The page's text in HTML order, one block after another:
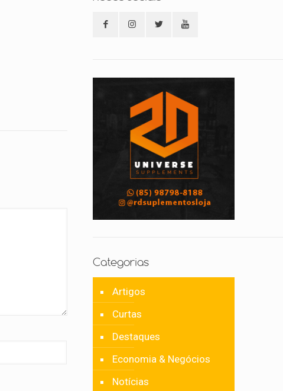
Categorias
Artigos
Curtas
Destaques
Economia & Negócios
Notícias